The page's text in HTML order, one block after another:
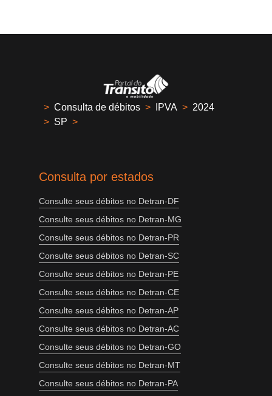
> Consulta de débitos > IPVA > 2024
> SP >
Consulta por estados
Consulte seus débitos no Detran-DF
Consulte seus débitos no Detran-MG
Consulte seus débitos no Detran-PR
Consulte seus débitos no Detran-SC
Consulte seus débitos no Detran-PE
Consulte seus débitos no Detran-CE
Consulte seus débitos no Detran-AP
Consulte seus débitos no Detran-AC
Consulte seus débitos no Detran-GO
Consulte seus débitos no Detran-MT
Consulte seus débitos no Detran-PA